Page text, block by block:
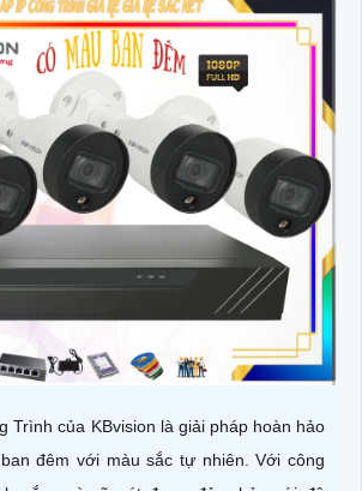
Trình của KBvision là giải pháp hoàn hảo
đêm với màu sắc tự nhiên. Với công